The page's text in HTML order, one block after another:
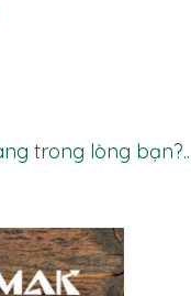
trong lòng